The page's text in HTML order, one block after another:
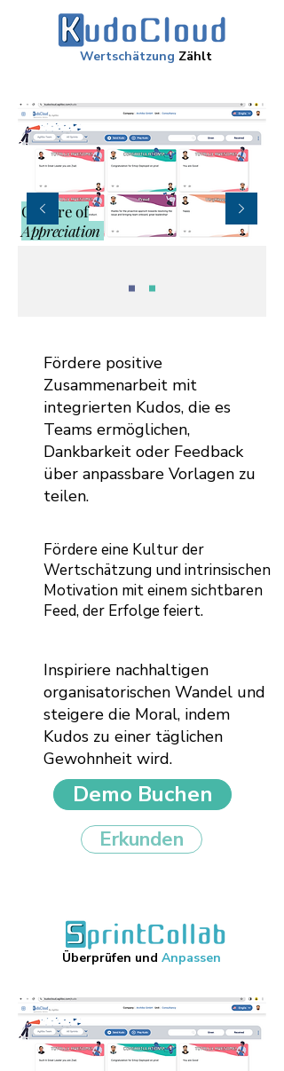
Wertschätzung Zählt
Culture of
Appreciation
Fördere positive
Zusammenarbeit mit
integrierten Kudos, die es
Teams ermöglichen,
Dankbarkeit oder Feedback
über anpassbare Vorlagen zu
teilen.
Fördere eine Kultur der
Wertschätzung und intrinsischen
Motivation mit einem sichtbaren
Feed, der Erfolge feiert.
Inspiriere nachhaltigen
organisatorischen Wandel und
steigere die Moral, indem
Kudos zu einer täglichen
Gewohnheit wird.
Demo Buchen
Erkunden
Überprüfen und Anpassen